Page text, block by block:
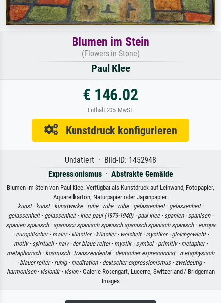
Blumen im Stein
(Flowers in Stone)
Paul Klee
€ 146.02
Enthält 20% MwSt.
Kunstdruck konfigurieren
Undatiert · Bild-ID: 1452948
Expressionismus· Abstrakte Gemälde
Blumen im Stein von Paul Klee. Verfügbar als Kunstdruck auf Leinwand, Fotopapier,
Aquarellkarton, Naturpapier oder Japanpapier.
kunst · kunst · kunstwerke · ruhe · ruhe · ruhe · gelassenheit · gelassenheit ·
gelassenheit · gelassenheit · klee paul (1879-1940) · paul klee · spanien · spanisch ·
spanien spanisch · spanisch spanisch spanisch spanisch spanisch spanisch · europa
· europäischer · maler · künstler · künstler · weisheit · mystiker · gleichgewicht ·
motiv · spirituell · naiv · der blaue reiter · mystik · symbol · primitiv · metapher ·
metaphorisch · kosmisch · transzendental · deutscher expressionist · metaphysisch
· blauer reiter · ruhig · meditation · deutscher expressionismus ·zweideutig ·
harmonisch · visionär · vision· Galerie Rosengart, Lucerne, Switzerland / Bridgeman
Images